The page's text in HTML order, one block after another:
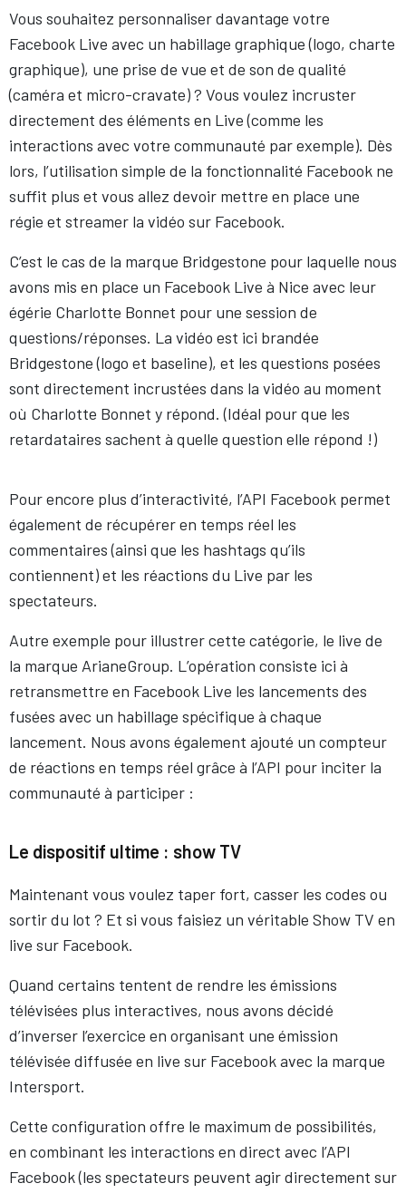
Vous souhaitez personnaliser davantage votre
Facebook Live avec un habillage graphique (logo, charte
graphique), une prise de vue et de son de qualité
(caméra et micro-cravate) ? Vous voulez incruster
directement des éléments en Live (comme les
interactions avec votre communauté par exemple). Dès
lors, l’utilisation simple de la fonctionnalité Facebook ne
suffit plus et vous allez devoir mettre en place une
régie et streamer la vidéo sur Facebook.
C’est le cas de la marque Bridgestone pour laquelle nous
avons mis en place un Facebook Live à Nice avec leur
égérie Charlotte Bonnet pour une session de
questions/réponses. La vidéo est ici brandée
Bridgestone (logo et baseline), et les questions posées
sont directement incrustées dans la vidéo au moment
où Charlotte Bonnet y répond. (Idéal pour que les
retardataires sachent à quelle question elle répond !)
Pour encore plus d’interactivité, l’API Facebook permet
également de récupérer en temps réel les
commentaires (ainsi que les hashtags qu’ils
contiennent) et les réactions du Live par les
spectateurs.
Autre exemple pour illustrer cette catégorie, le live de
la marque ArianeGroup. L’opération consiste ici à
retransmettre en Facebook Live les lancements des
fusées avec un habillage spécifique à chaque
lancement. Nous avons également ajouté un compteur
de réactions en temps réel grâce à l’API pour inciter la
communauté à participer :
Le dispositif ultime : show TV
Maintenant vous voulez taper fort, casser les codes ou
sortir du lot ? Et si vous faisiez un véritable Show TV en
live sur Facebook.
Quand certains tentent de rendre les émissions
télévisées plus interactives, nous avons décidé
d’inverser l’exercice en organisant une émission
télévisée diffusée en live sur Facebook avec la marque
Intersport.
Cette configuration offre le maximum de possibilités,
en combinant les interactions en direct avec l’API
Facebook (les spectateurs peuvent agir directement sur